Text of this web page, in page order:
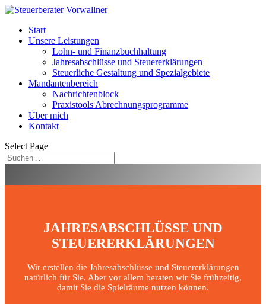
Start
Unsere Leistungen
Lohn- und Finanzbuchhaltung
Jahresabschlüsse und Steuererklärungen
Steuerliche Gestaltung und Spezialgebiete
Mandantenbereich
Nachrichtenblock
Praxistools Abrechnungsprogramme
Über mich
Kontakt
Select Page
JAHRESABSCHLÜSSE UND
STEUERERKLÄRUNGEN
Wir erstellen die Jahresabschlüsse und Steuererklärungen
natürlich für Sie. Aber vor allem beraten wir Sie frühzeitig,
damit Sie die Spielräume nutzen können.